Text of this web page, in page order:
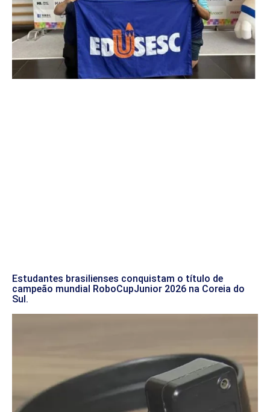
Estudantes brasilienses conquistam o título de
campeão mundial RoboCupJunior 2026 na Coreia do
Sul.